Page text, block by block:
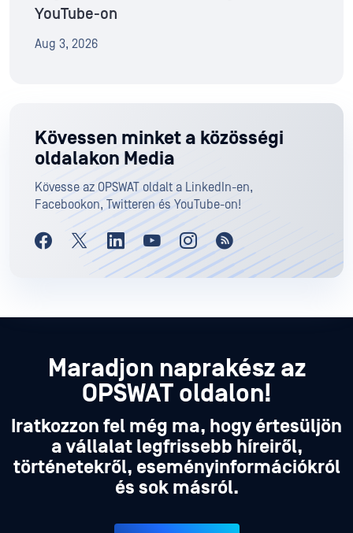
YouTube-on
Aug 3, 2026
Kövessen minket a közösségi
oldalakon Media
Kövesse az OPSWAT oldalt a LinkedIn-en,
Facebookon, Twitteren és YouTube-on!
Maradjon naprakész az
OPSWAT oldalon!
Iratkozzon fel még ma, hogy értesüljön
a vállalat legfrissebb híreiről,
történetekről, eseményinformációkról
és sok másról.